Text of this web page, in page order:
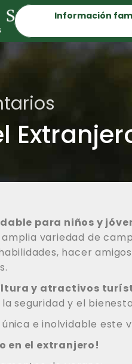
Información
para niños y
variedad de
hacer
y atractivos
seguridad y el
e inolvidable este
en el extranjero!